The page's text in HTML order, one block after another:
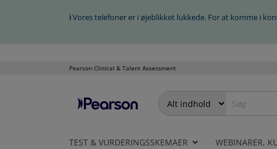
ℹVores telefoner er i øjeblikket lukkede. For at komme i
Pearson Clinical & Talent Assessment
Spring
TEST & VURDERINGSSKEMAER WEBINARER,